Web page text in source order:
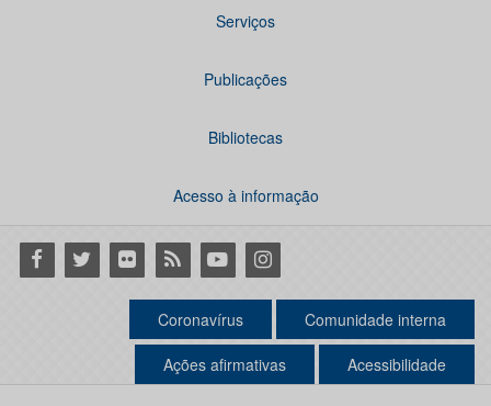
Serviços
Publicações
Bibliotecas
Acesso à informação
Facebook
Twitter Flickr RSS YoutubeInstagram
Coronavírus Comunidade interna
Ações afirmativas Acessibilidade